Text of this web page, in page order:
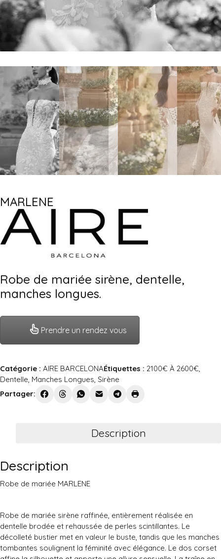
MARLENE
Robe de mariée sirène, dentelle,
manches longues.
Prendre un rendez vous
Catégorie : AIRE BARCELONAÉtiquettes : 2100€ À 2600€
Dentelle Manches Longues Sirène
Partager:
Description
Description
Robe de mariée MARLENE
Robe de mariée sirène raffinée, entièrement réalisée en
dentelle brodée et rehaussée de perles scintillantes. Le
décolleté bustier met en valeur le buste, tandis que les manches
tombantes soulignent la féminité avec élégance. Le dos corset